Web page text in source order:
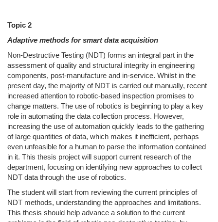
Topic 2
Adaptive methods for smart data acquisition
Non-Destructive Testing (NDT) forms an integral part in the
assessment of quality and structural integrity in engineering
components, post-manufacture and in-service. Whilst in the
present day, the majority of NDT is carried out manually, recent
increased attention to robotic-based inspection promises to
change matters. The use of robotics is beginning to play a key
role in automating the data collection process. However,
increasing the use of automation quickly leads to the gathering
of large quantities of data, which makes it inefficient, perhaps
even unfeasible for a human to parse the information contained
in it. This thesis project will support current research of the
department, focusing on identifying new approaches to collect
NDT data through the use of robotics.
The student will start from reviewing the current principles of
NDT methods, understanding the approaches and limitations.
This thesis should help advance a solution to the current